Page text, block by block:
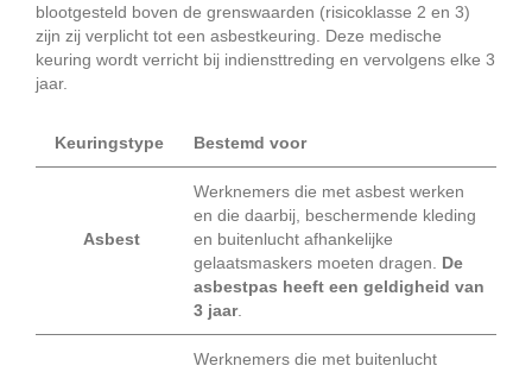
blootgesteld boven de grenswaarden (risicoklasse 2 en 3)
zijn zij verplicht tot een asbestkeuring. Deze medische
keuring wordt verricht bij indiensttreding en vervolgens elke 3
jaar.
Keuringstype Bestemd voor
Asbest
Werknemers die met asbest werken
en die daarbij, beschermende kleding
en buitenlucht afhankelijke
gelaatsmaskers moeten dragen. De
asbestpas heeft een geldigheid van
3 jaar.
Werknemers die met buitenlucht